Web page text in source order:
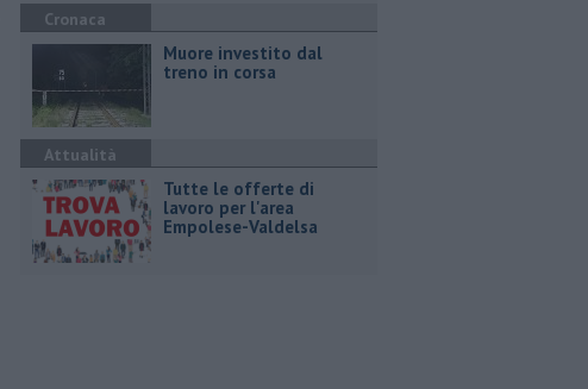
Cronaca
Muore investito dal
treno in corsa
Attualità
​Tutte le offerte di
lavoro per l'area
Empolese-Valdelsa